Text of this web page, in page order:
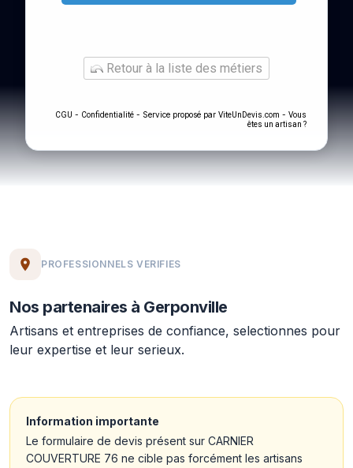
Retour à la liste des métiers
CGU - Confidentialité - Service proposé par ViteUnDevis.com - Vous
êtes un artisan ?
PROFESSIONNELS VERIFIES
Nos partenaires à Gerponville
Artisans et entreprises de confiance, selectionnes pour
leur expertise et leur serieux.
Information importante
Le formulaire de devis présent sur CARNIER
COUVERTURE 76 ne cible pas forcément les artisans